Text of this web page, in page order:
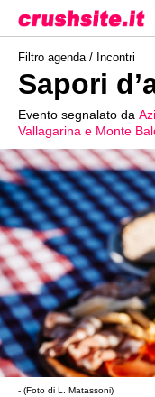
Filtro agenda / Incontri
Sapori
Evento segnalato da
Vallagarina e Monte
- (Foto di L. Matassoni)